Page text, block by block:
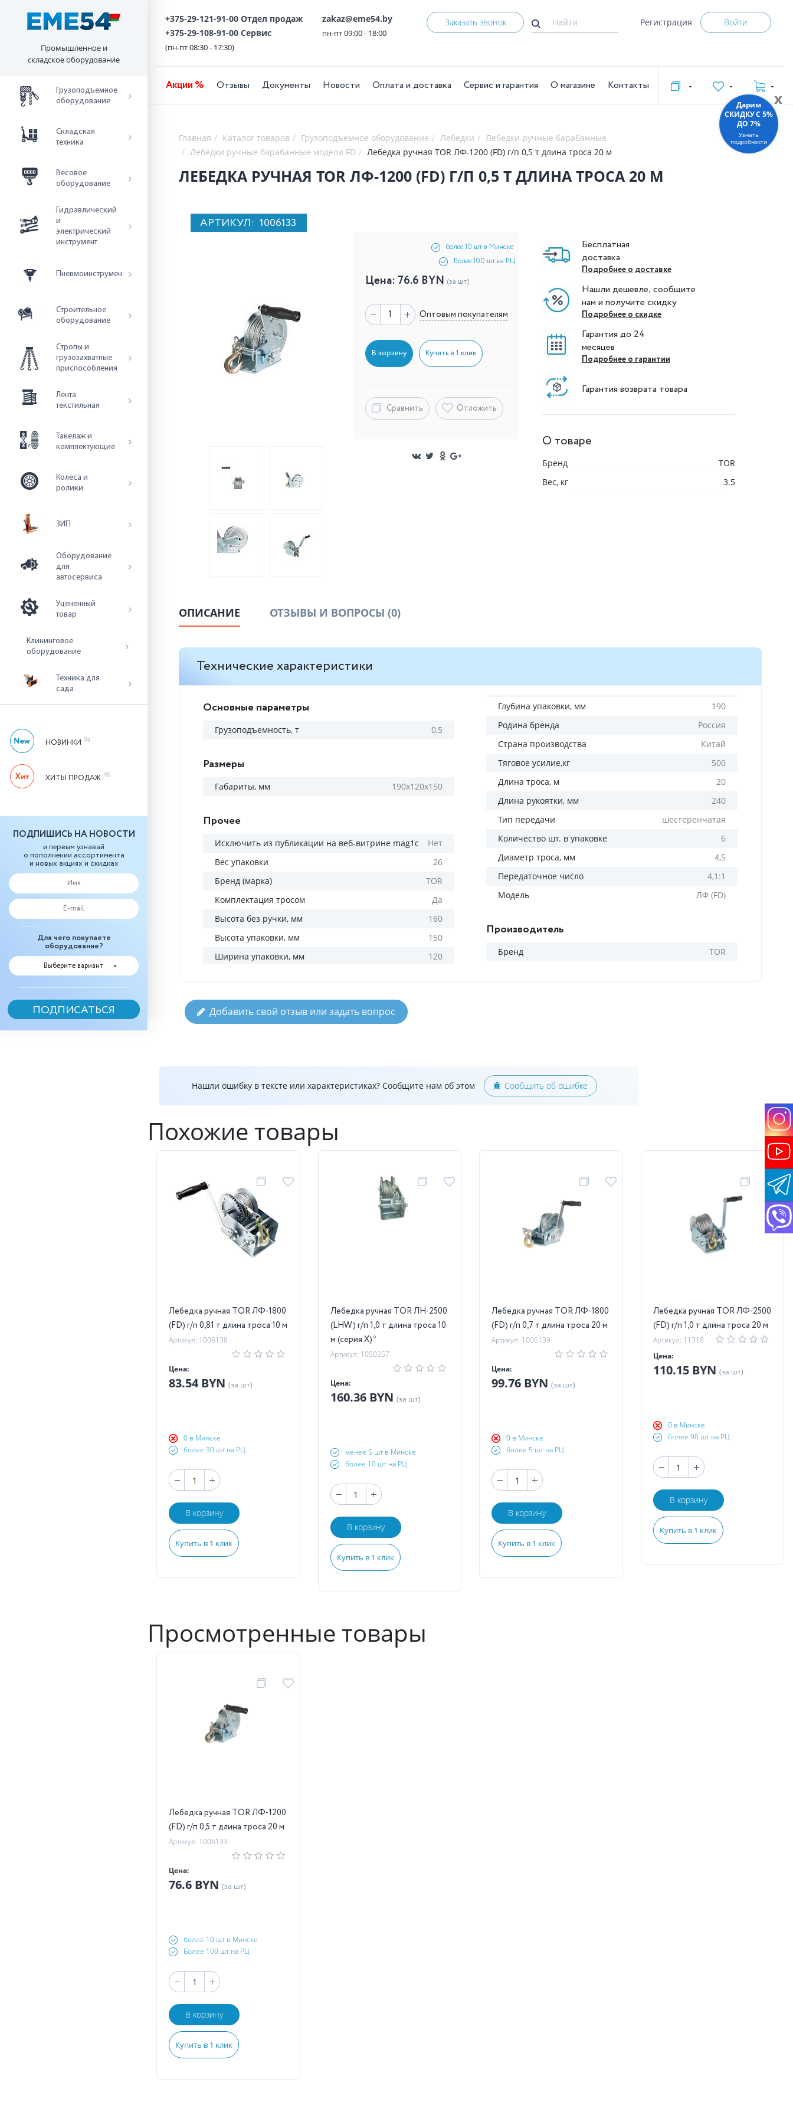
Промышленное и
складское оборудование
Грузоподъемное
оборудование
Складская
техника
Весовое
оборудование
Гидравлический
и
электрический
инструмент
Пневмоинструмент
Строительное
оборудование
Стропы и
грузозахватные
приспособления
Лента
текстильная
Такелаж и
комплектующие
Колеса и
ролики
ЗИП
Оборудование
для
автосервиса
Уцененный
товар
Клининговое
оборудование
Техника для
сада
НОВИНКИ 94
ХИТЫ ПРОДАЖ 95
ПОДПИШИСЬ НА НОВОСТИ
и первым узнавай
о пополнении ассортимента
и новых акциях и скидках
Для чего покупаете
оборудование?
Выберите вариант
+375-29-121-91-00 Отдел продаж
+375-29-108-91-00 Сервис
(пн-пт 08:30 - 17:30)
zakaz@eme54.by
пн-пт 09:00 - 18:00
Заказать звонок Регистрация Войти
Акции % Отзывы Документы Новости Оплата и доставка Сервис и гарантия О магазине Контакты - - -
Главная Каталог товаров Грузоподъемное оборудование Лебедки
Лебедки ручные барабанные
Лебедки ручные барабанные модели FD
Лебедка ручная TOR ЛФ-1200 (FD) г/п 0,5 т длина троса 20 м
ЛЕБЕДКА РУЧНАЯ TOR ЛФ-1200 (FD) Г/П 0,5 Т ДЛИНА ТРОСА 20 М
АРТИКУЛ: 1006133
более 10 шт в Минске
Более 100 шт на РЦ
Цена: 76.6 BYN (за шт)
Оптовым покупателям
В корзину Купить в 1 клик
Сравнить Отложить
Бесплатная
доставка
Подробнее о доставке
Нашли дешевле, сообщите
нам и получите скидку
Подробнее о скидке
Гарантия до 24
месяцев
Подробнее о гарантии
Гарантия возврата товара
О товаре
Бренд
TOR
Вес, кг
3.5
ОПИСАНИЕ ОТЗЫВЫ И ВОПРОСЫ (0)
Технические характеристики
Основные параметры
Грузоподъемность, т 0,5
Размеры
Габариты, мм 190х120х150
Прочее
Исключить из публикации на веб-витрине mag1c
Нет
Вес упаковки
26
Бренд (марка)
TOR
Комплектация тросом
Да
Высота без ручки, мм
160
Высота упаковки, мм
150
Ширина упаковки, мм
120
Глубина упаковки, мм
190
Родина бренда
Россия
Страна производства
Китай
Тяговое усилие,кг
500
Длина троса, м
20
Длина рукоятки, мм
240
Тип передачи
шестеренчатая
Количество шт. в упаковке
6
Диаметр троса, мм
4,5
Передаточное число
4,1:1
Модель
ЛФ (FD)
Производитель
Бренд TOR
Добавить свой отзыв или задать вопрос
Нашли ошибку в тексте или характеристиках? Сообщите нам об этом Сообщить об ошибке
Похожие товары
Лебедка ручная TOR ЛФ-1800
(FD) г/п 0,81 т длина троса 10 м
Артикул: 1006138
Цена:
83.54 BYN (за шт)
0 в Минске
более 30 шт на РЦ
В корзину
Купить в 1 клик
Лебедка ручная TOR ЛН-2500
(LHW) г/п 1,0 т длина троса 10
м (серия X)*
Артикул: 1050257
Цена:
160.36 BYN (за шт)
менее 5 шт в Минске
более 10 шт на РЦ
В корзину
Купить в 1 клик
Лебедка ручная TOR ЛФ-1800
(FD) г/п 0,7 т длина троса 20 м
Артикул: 1006139
Цена:
99.76 BYN (за шт)
0 в Минске
более 5 шт на РЦ
В корзину
Купить в 1 клик
Лебедка ручная TOR ЛФ-2500
(FD) г/п 1,0 т длина троса 20 м
Артикул: 11318
Цена:
110.15 BYN (за шт)
0 в Минске
более 90 шт на РЦ
В корзину
Купить в 1 клик
Просмотренные товары
Лебедка ручная TOR ЛФ-1200
(FD) г/п 0,5 т длина троса 20 м
Артикул: 1006133
Цена:
76.6 BYN (за шт)
более 10 шт в Минске
Более 100 шт на РЦ
В корзину
Купить в 1 клик
x
Дарим
СКИДКУ C 5%
ДО 7%
Узнать
подробности